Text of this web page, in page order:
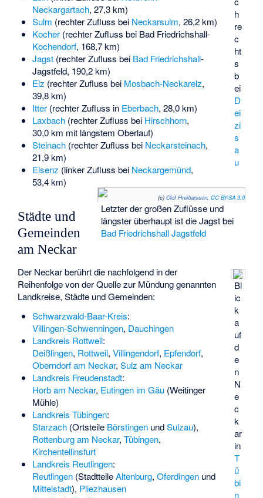
h
re
c
ht
s
b
ei
D
ei
zi
s
a
u
(c) Olof Hreiðarsson, CC BY-SA 3.0
Letzter der großen Zuflüsse und
längster überhaupt ist die Jagst bei
Bad Friedrichshall Jagstfeld
Neckargartach, 27,3 km)
Sulm (rechter Zufluss bei Neckarsulm, 26,2 km)
Kocher(rechter Zufluss bei Bad Friedrichshall-
Kochendorf, 168,7 km)
Jagst(rechter Zufluss bei Bad Friedrichshall-
Jagstfeld, 190,2 km)
Elz (rechter Zufluss bei Mosbach-Neckarelz,
39,8 km)
Itter(rechter Zufluss in Eberbach, 28,0 km)
Laxbach(rechter Zufluss bei Hirschhorn,
30,0 km mit längstem Oberlauf)
Steinach(rechter Zufluss bei Neckarsteinach,
21,9 km)
Elsenz (linker Zufluss bei Neckargemünd,
53,4 km)
Städte und
Gemeinden
am Neckar
Bl
ic
k
a
uf
d
e
n
N
e
c
k
ar
in
T
ü
bi
n
Der Neckar berührt die nachfolgend in der
Reihenfolge von der Quelle zur Mündung genannten
Landkreise, Städte und Gemeinden:
Schwarzwald-Baar-Kreis:
Villingen-Schwenningen, Dauchingen
Landkreis Rottweil:
Deißlingen, Rottweil, Villingendorf, Epfendorf,
Oberndorf am Neckar, Sulz am Neckar
Landkreis Freudenstadt:
Horb am Neckar, Eutingen im Gäu(Weitinger
Mühle)
Landkreis Tübingen:
Starzach(Ortsteile BörstingenundSulzau),
Rottenburg am Neckar, Tübingen,
Kirchentellinsfurt
Landkreis Reutlingen:
Reutlingen(StadtteileAltenburg, Oferdingenund
Mittelstadt), Pliezhausen